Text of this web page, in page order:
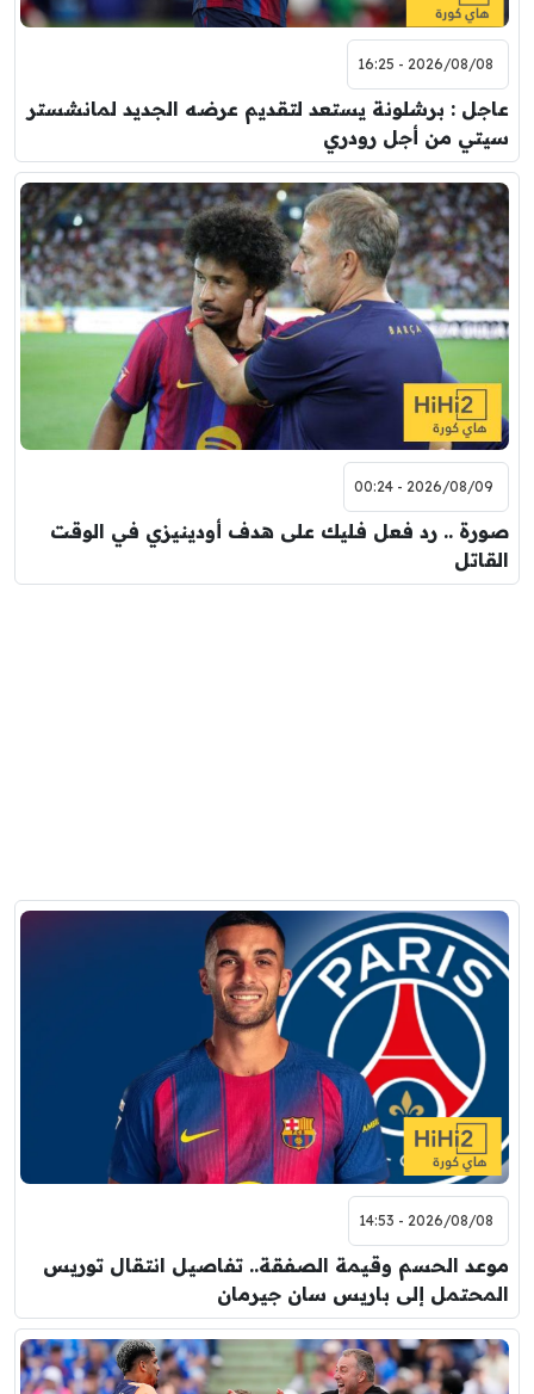
2026/08/08 - 16:25
عاجل : برشلونة يستعد لتقديم عرضه الجديد لمانشستر
سيتي من أجل رودري
2026/08/09 - 00:24
صورة .. رد فعل فليك على هدف أودينيزي في الوقت
القاتل
2026/08/08 - 14:53
موعد الحسم وقيمة الصفقة.. تفاصيل انتقال توريس
المحتمل إلى باريس سان جيرمان